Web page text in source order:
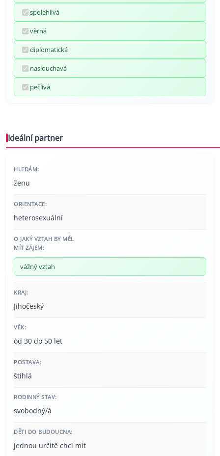
spolehlivá
věrná
diplomatická
naslouchavá
pečlivá
Ideální partner
HLEDÁM:
ženu
ORIENTACE:
heterosexuální
O JAKÝ VZTAH BY MĚL
MÍT ZÁJEM:
vážný vztah
KRAJ:
Jihočeský
VĚK:
od 30 do 50 let
POSTAVA:
štíhlá
RODINNÝ STAV:
svobodný/á
DĚTI DO BUDOUCNA:
jednou určitě chci mít